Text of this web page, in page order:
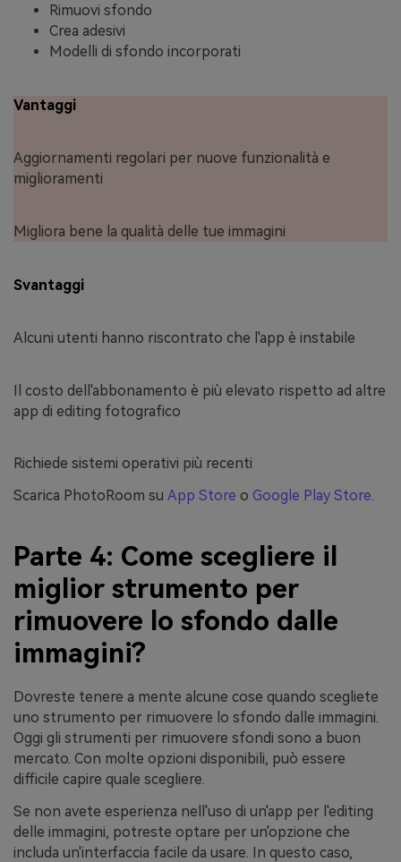
Rimuovi sfondo
Crea adesivi
Modelli di sfondo incorporati
Vantaggi
Aggiornamenti regolari per nuove funzionalità e
miglioramenti
Migliora bene la qualità delle tue immagini
Svantaggi
Alcuni utenti hanno riscontrato che l'app è instabile
Il costo dell'abbonamento è più elevato rispetto ad altre
app di editing fotografico
Richiede sistemi operativi più recenti
Scarica PhotoRoom su App Store o Google Play Store.
Parte 4: Come scegliere il
miglior strumento per
rimuovere lo sfondo dalle
immagini?
Dovreste tenere a mente alcune cose quando scegliete
uno strumento per rimuovere lo sfondo dalle immagini.
Oggi gli strumenti per rimuovere sfondi sono a buon
mercato. Con molte opzioni disponibili, può essere
difficile capire quale scegliere.
Se non avete esperienza nell'uso di un'app per l'editing
delle immagini, potreste optare per un'opzione che
includa un'interfaccia facile da usare. In questo caso,